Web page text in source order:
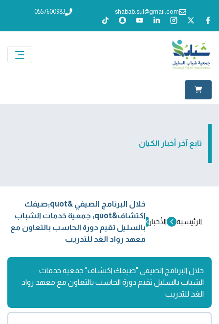
shabab.sul@gmail.com
0557600983
تابع آخر أخبار الكيان
الرئيسية الأخبار
خلال البرنامج الصيفي &quot;صيفك
اكتشاف&quot; جمعية خدمات الشباب
بالسليل تقيم دورة الحاسب بالتعاون مع
معهد رواد الغد للتدريب
خلال البرنامج الصيفي "صيفك اكتشاف" جمعية خدمات
الشباب بالسليل تقيم دورة الحاسب بالتعاون مع معهد رواد
الغد للتدريب